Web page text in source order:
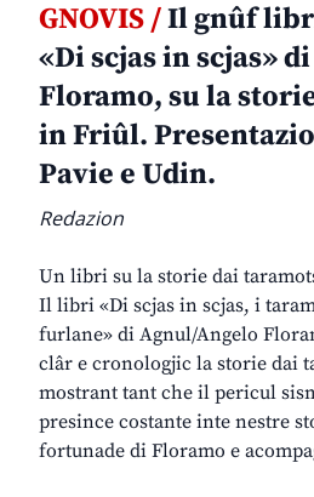
GNOVIS /Il gnûf
«Di scjas in scjas»
Floramo, su la
in Friûl.
Pavie e Udin.
Redazion
Un libri su la storie dai
Il libri «Di scjas in scjas, i
furlane» di Agnul/Angelo
clâr e cronologjic la storie dai
mostrant tant che il pericul
presince costante inte nestre
fortunade di Floramo e